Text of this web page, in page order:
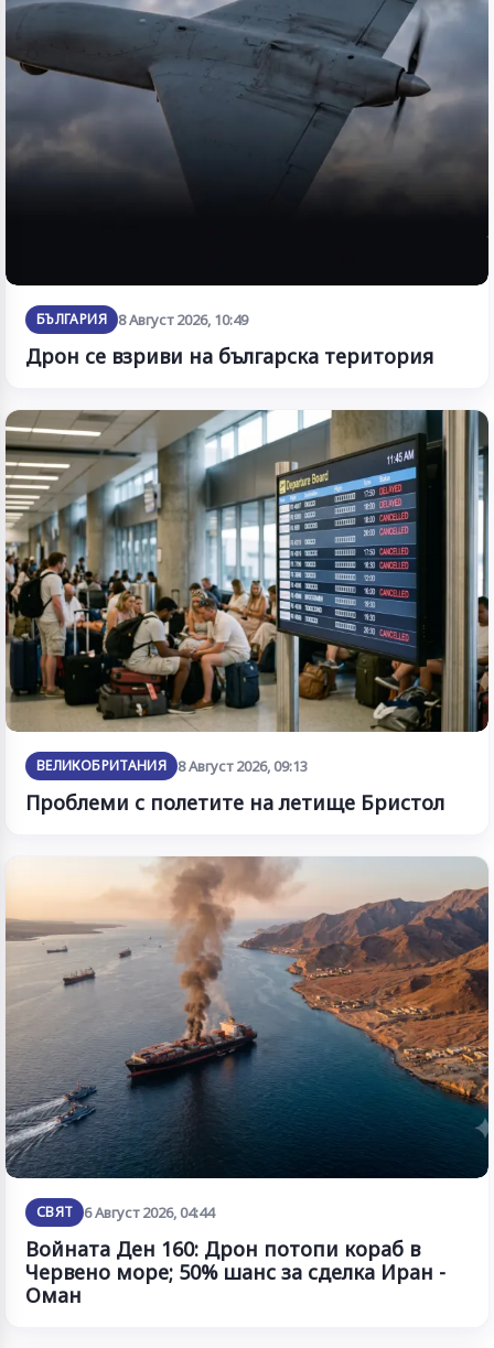
БЪЛГАРИЯ 8 Август 2026, 10:49
Дрон се взриви на българска територия
ВЕЛИКОБРИТАНИЯ 8 Август 2026, 09:13
Проблеми с полетите на летище Бристол
СВЯТ 6 Август 2026, 04:44
Войната Ден 160: Дрон потопи кораб в
Червено море; 50% шанс за сделка Иран -
Оман